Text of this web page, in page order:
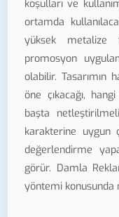
koşulları ve
ortamda
yüksek
promosyon
olabilir. Tasarımın
öne çıkacağı,
başta
karakterine uygun
değerlendirme
görür. Damla
yöntemi